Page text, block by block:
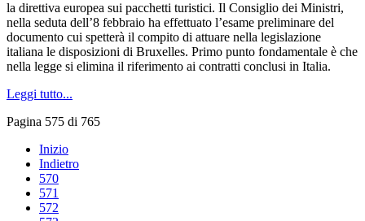
la direttiva europea sui pacchetti turistici. Il Consiglio dei Ministri,
nella seduta dell’8 febbraio ha effettuato l’esame preliminare del
documento cui spetterà il compito di attuare nella legislazione
italiana le disposizioni di Bruxelles. Primo punto fondamentale è che
nella legge si elimina il riferimento ai contratti conclusi in Italia.
Leggi tutto...
Pagina 575 di 765
Inizio
Indietro
570
571
572